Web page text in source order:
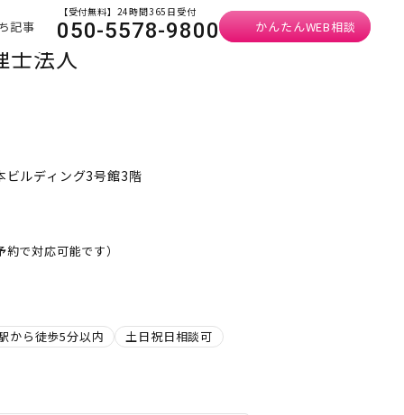
記事
【受付無料】24時間365日受付
050-5578-9800 かんたんWEB相談
士法人
ルディング3号館3階
で対応可能です）
から徒歩5分以内 土日祝日相談可